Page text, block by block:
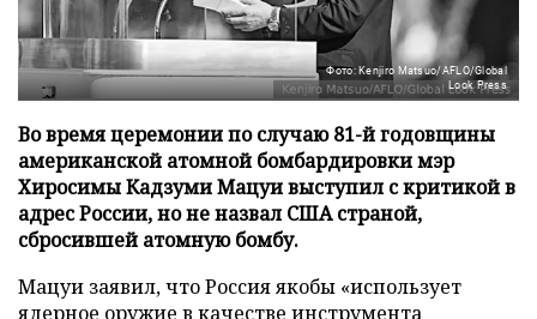
Фото: Kenjiro Matsuo/AFLO/Global
Look Press
Во время церемонии по случаю 81-й годовщины
американской атомной бомбардировки мэр
Хиросимы Кадзуми Мацуи выступил с критикой в
адрес России, но не назвал США страной,
сбросившей атомную бомбу.
Мацуи заявил, что Россия якобы «использует
ядерное оружие в качестве инструмента